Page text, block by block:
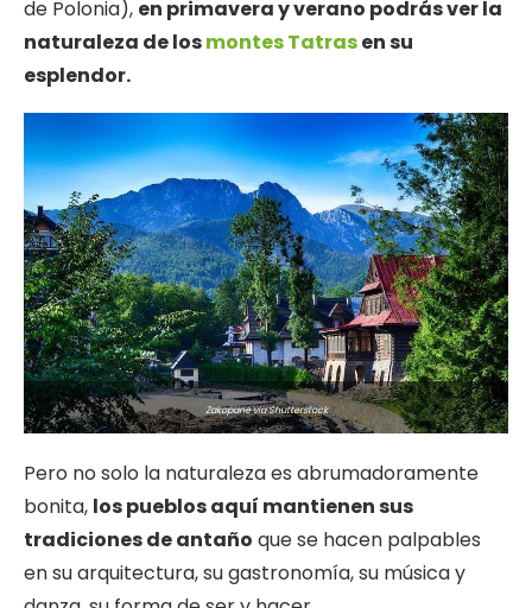
de Polonia), en primavera y verano podrás ver la
naturaleza de losmontes Tatrasen su
esplendor.
Zakopane via Shutterstock
Pero no solo la naturaleza es abrumadoramente
bonita, los pueblos aquí mantienen sus
tradiciones de antaño que se hacen palpables
en su arquitectura, su gastronomía, su música y